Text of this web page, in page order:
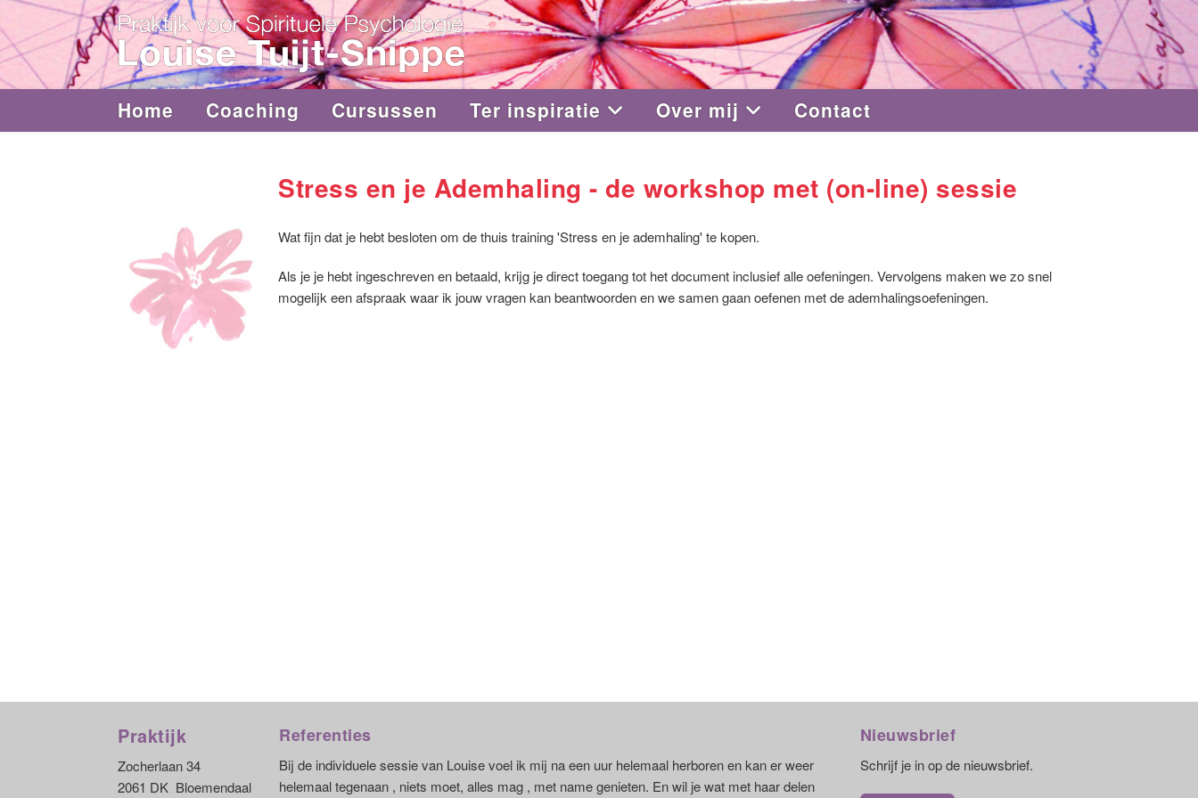
Home Coaching Cursussen Ter inspiratie Over mij Contact
Stress en je Ademhaling - de workshop met (on-line) sessie
Wat fijn dat je hebt besloten om de thuis training 'Stress en je ademhaling' te kopen.
Als je je hebt ingeschreven en betaald, krijg je direct toegang tot het document inclusief alle oefeningen. Vervolgens maken we zo snel
mogelijk een afspraak waar ik jouw vragen kan beantwoorden en we samen gaan oefenen met de ademhalingsoefeningen.
Praktijk
Zocherlaan 34
2061 DK Bloemendaal
Referenties
Bij de individuele sessie van Louise voel ik mij na een uur helemaal herboren en kan er weer
helemaal tegenaan , niets moet, alles mag , met name genieten. En wil je wat met haar delen
Nieuwsbrief
Schrijf je in op de nieuwsbrief.